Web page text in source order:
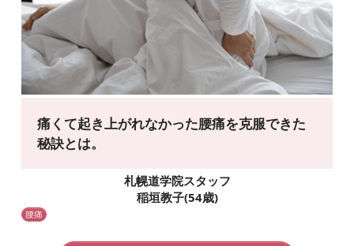
痛くて起き上がれなかった腰痛を克服できた
秘訣とは。
札幌道学院スタッフ
稲垣教子(54歳)
腰痛